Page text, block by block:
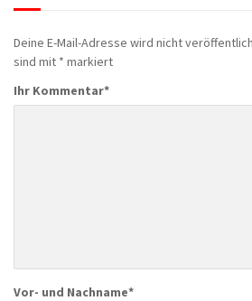
Deine E-Mail-Adresse wird nicht
sind mit * markiert
Ihr Kommentar*
Vor- und Nachname*